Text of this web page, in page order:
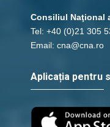
Consiliul Naţional
Tel: +40 (0)21 305
Email: cna@cna.ro
Aplicația pentru